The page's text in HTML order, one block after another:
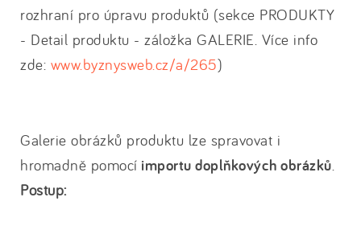
rozhraní pro úpravu produktů (sekce PRODUKTY
- Detail produktu - záložka GALERIE. Více info
zde: www.byznysweb.cz/a/265)
Galerie obrázků produktu lze spravovat i
hromadně pomocí importu doplňkových obrázků.
Postup: